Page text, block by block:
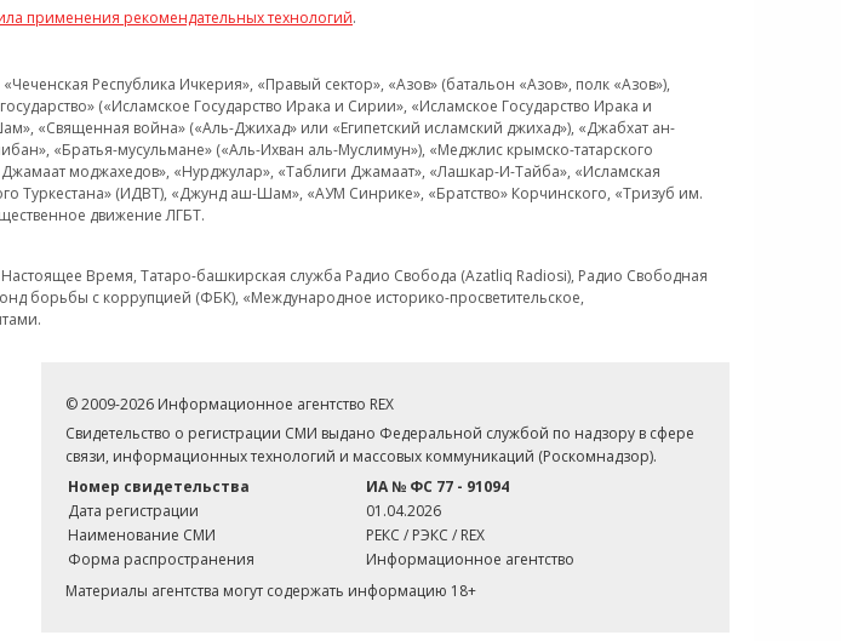
применения рекомендательных технологий.
Республика Ичкерия», «Правый сектор», «Азов» (батальон «Азов», полк «Азов»),
(«Исламское Государство Ирака и Сирии», «Исламское Государство Ирака и
«Священная война» («Аль-Джихад» или «Египетский исламский джихад»), «Джабхат ан-
«Братья-мусульмане» («Аль-Ихван аль-Муслимун»), «Меджлис крымско-татарского
моджахедов», «Нурджулар», «Таблиги Джамаат», «Лашкар-И-Тайба», «Исламская
Туркестана» (ИДВТ), «Джунд аш-Шам», «АУМ Синрике», «Братство» Корчинского, «Тризуб им.
движение ЛГБТ.
Время, Татаро-башкирская служба Радио Свобода (Azatliq Radiosi), Радио Свободная
борьбы с коррупцией (ФБК), «Международное историко-просветительское,
© 2009-2026 Информационное агентство REX
Свидетельство о регистрации СМИ выдано Федеральной службой по надзору в сфере
связи, информационных технологий и массовых коммуникаций (Роскомнадзор).
Номер свидетельства
ИА № ФС 77 - 91094
Дата регистрации
01.04.2026
Наименование СМИ
РЕКС / РЭКС / REX
Форма распространения
Информационное агентство
Материалы агентства могут содержать информацию 18+